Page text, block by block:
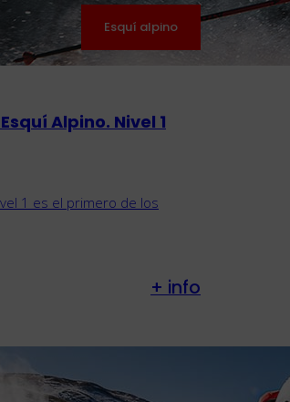
Esquí alpino
Alpino. Nivel 1
1 es el primero de los
+ info